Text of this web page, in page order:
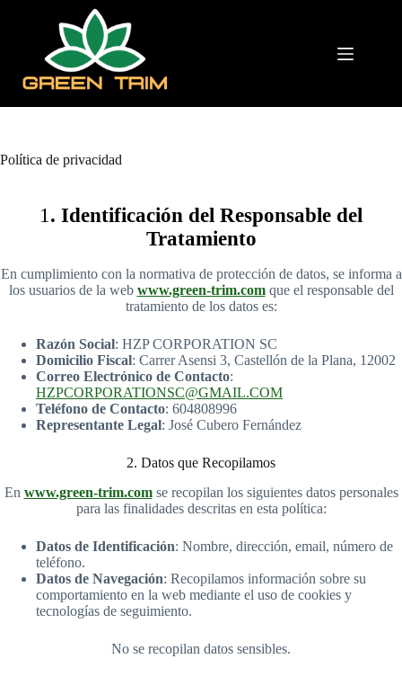
Política de privacidad
1. Identificación del Responsable del
Tratamiento
En cumplimiento con la normativa de protección de datos, se informa a
los usuarios de la web www.green-trim.comque el responsable del
tratamiento de los datos es:
Razón Social: HZP CORPORATION SC
Domicilio Fiscal: Carrer Asensi 3, Castellón de la Plana, 12002
Correo Electrónico de Contacto:
HZPCORPORATIONSC@GMAIL.COM
Teléfono de Contacto: 604808996
Representante Legal: José Cubero Fernández
2. Datos que Recopilamos
En www.green-trim.comse recopilan los siguientes datos personales
para las finalidades descritas en esta política:
Datos de Identificación: Nombre, dirección, email, número de
teléfono.
Datos de Navegación: Recopilamos información sobre su
comportamiento en la web mediante el uso de cookies y
tecnologías de seguimiento.
No se recopilan datos sensibles.